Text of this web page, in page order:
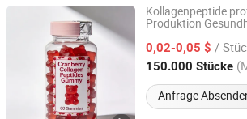
Kollagenpeptide
Produktion
Gummibärchen
0,02-0,05 $ /
150.000 Stücke
Anfrage
Glory (Wuxi) Nutrition Technology Co.,
Jiangsu, China Seit 2025